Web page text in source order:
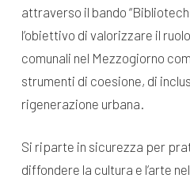
attraverso il bando
l’obiettivo di valorizzare il
comunali nel Mezzogiorno
strumenti di coesione, di
rigenerazione urbana.
Si riparte in sicurezza per
diffondere la cultura e l’arte